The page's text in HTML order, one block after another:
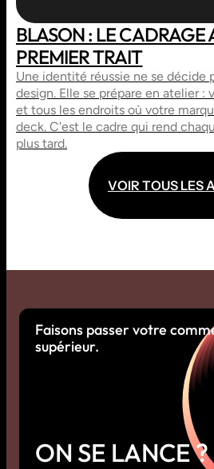
BLASON : LE CADRAGE
PREMIER TRAIT
Une identité réussie ne se décide
design. Elle se prépare en atelier :
et tous les endroits où votre
deck. C'est le cadre qui rend
plus tard.
VOIR TOUS LES
Faisons passer votre
supérieur.
ON SE LANCE ?